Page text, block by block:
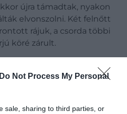
Do Not Process My Personal
sale, sharing to third parties, or
újra támadtak, nyakon
elvonszolni. Két felnőtt
rájuk, a csorda többi
köré zárult.
most először